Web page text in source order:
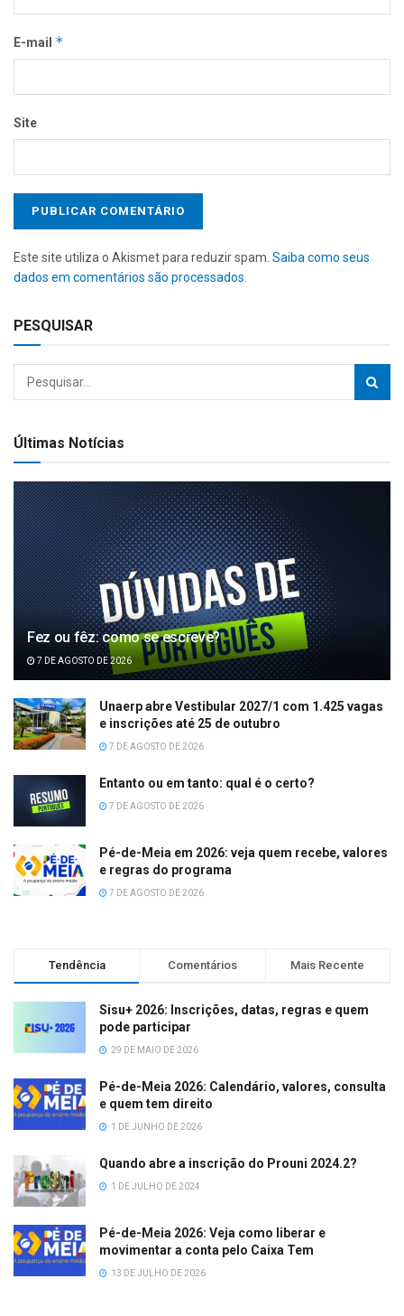
E-mail *
Site
Este site utiliza o Akismet para reduzir spam. Saiba como seus
dados em comentários são processados
PESQUISAR
Últimas Notícias
Fez ou fêz: como se escreve?
7 DE AGOSTO DE 2026
Unaerp abre Vestibular 2027/1 com 1.425 vagas
e inscrições até 25 de outubro
7 DE AGOSTO DE 2026
Entanto ou em tanto: qual é o certo?
7 DE AGOSTO DE 2026
Pé-de-Meia em 2026: veja quem recebe, valores
e regras do programa
7 DE AGOSTO DE 2026
Tendência Comentários Mais Recente
Sisu+ 2026: Inscrições, datas, regras e quem
pode participar
29 DE MAIO DE 2026
Pé-de-Meia 2026: Calendário, valores, consulta
e quem tem direito
1 DE JUNHO DE 2026
Quando abre a inscrição do Prouni 2024.2?
1 DE JULHO DE 2024
Pé-de-Meia 2026: Veja como liberar e
movimentar a conta pelo Caixa Tem
13 DE JULHO DE 2026